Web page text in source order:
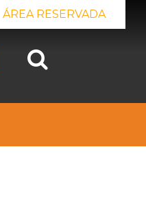
ÁREA RESERVADA